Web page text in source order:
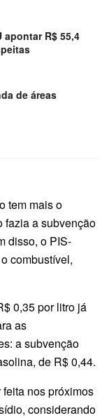
apontar R$ 55,4
de áreas
tem mais o
fazia a subvenção
disso, o PIS-
combustível,
0,35 por litro já
as
a subvenção
de R$ 0,44.
nos próximos
considerando